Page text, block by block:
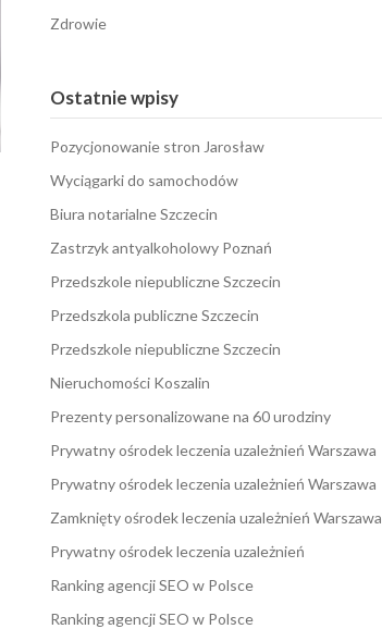
Zdrowie
Ostatnie wpisy
Pozycjonowanie stron Jarosław
Wyciągarki do samochodów
Biura notarialne Szczecin
Zastrzyk antyalkoholowy Poznań
Przedszkole niepubliczne Szczecin
Przedszkola publiczne Szczecin
Przedszkole niepubliczne Szczecin
Nieruchomości Koszalin
Prezenty personalizowane na 60 urodziny
Prywatny ośrodek leczenia uzależnień Warszawa
Prywatny ośrodek leczenia uzależnień Warszawa
Zamknięty ośrodek leczenia uzależnień Warszawa
Prywatny ośrodek leczenia uzależnień
Ranking agencji SEO w Polsce
Ranking agencji SEO w Polsce